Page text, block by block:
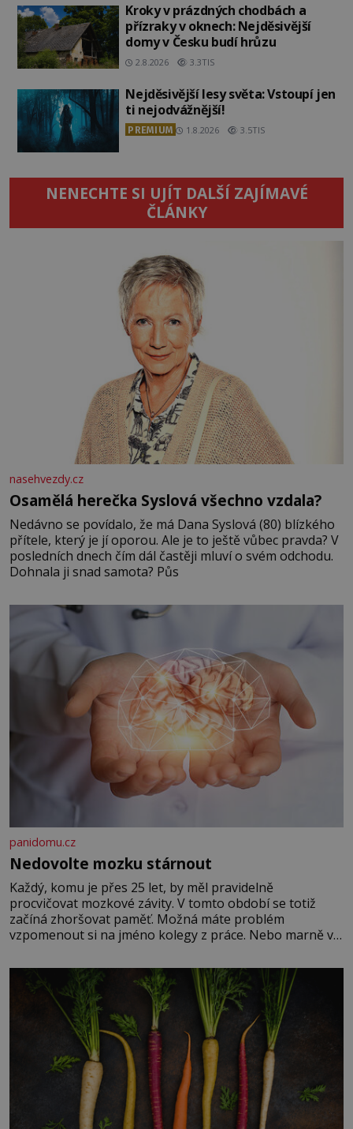
Kroky v prázdných chodbách a
přízraky v oknech: Nejděsivější
domy v Česku budí hrůzu
2.8.2026 3.3TIS
Nejděsivější lesy světa: Vstoupí jen
ti nejodvážnější!
PREMIUM 1.8.2026 3.5TIS
NENECHTE SI UJÍT DALŠÍ ZAJÍMAVÉ
ČLÁNKY
nasehvezdy.cz
Osamělá herečka Syslová všechno vzdala?
Nedávno se povídalo, že má Dana Syslová (80) blízkého
přítele, který je jí oporou. Ale je to ještě vůbec pravda? V
posledních dnech čím dál častěji mluví o svém odchodu.
Dohnala ji snad samota? Půs
panidomu.cz
Nedovolte mozku stárnout
Každý, komu je přes 25 let, by měl pravidelně
procvičovat mozkové závity. V tomto období se totiž
začíná zhoršovat paměť. Možná máte problém
vzpomenout si na jméno kolegy z práce. Nebo marně v
Je to opravdu tak, s věkem jako kdyby se paměť
rozhodla stávkovat. Cvičte